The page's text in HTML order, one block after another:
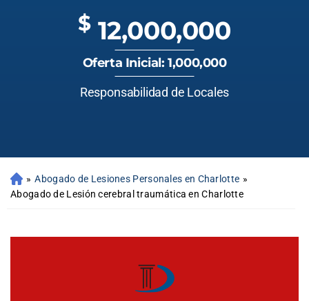
$ 12,000,000
Oferta Inicial: 1,000,000
Responsabilidad de Locales
» Abogado de Lesiones Personales en Charlotte »
Abogado de Lesión cerebral traumática en Charlotte